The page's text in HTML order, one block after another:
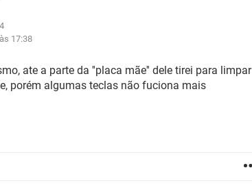
17:38
ate a parte da ''placa mãe'' dele tirei para limpar
porém algumas teclas não fuciona mais